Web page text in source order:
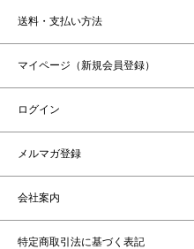
送料・支払い方法
マイページ（新規会員登録）
ログイン
メルマガ登録
会社案内
特定商取引法に基づく表記